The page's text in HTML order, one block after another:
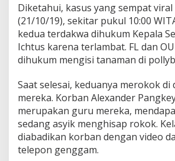
n
g
k
a
n
d
P
N
M
a
n
a
o
Diketahui, kasus yang sempat
(21/10/19), sekitar pukul 10:00
kedua terdakwa dihukum Kepala
Ichtus karena terlambat. FL dan
dihukum mengisi tanaman di
Saat selesai, keduanya merokok di
mereka. Korban Alexander
merupakan guru mereka,
sedang asyik menghisap rokok.
diabadikan korban dengan video
telepon genggam.